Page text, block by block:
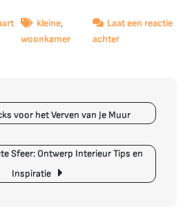
kleine,
woonkamer
Laat een reactie
achterop
ideale
inrichting
een
woonkamer
voor het Verven van Je Muur
Sfeer: Ontwerp Interieur Tips en
Inspiratie